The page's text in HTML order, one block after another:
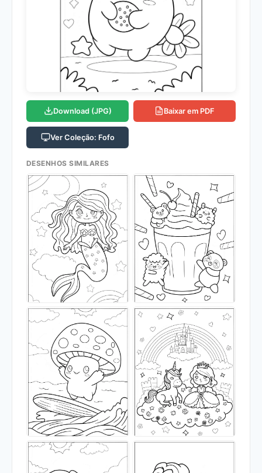
Download (JPG) Baixar em PDF
Ver Coleção: Fofo
DESENHOS SIMILARES